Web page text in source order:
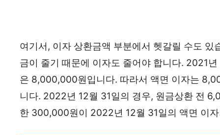
여기서, 이자 상환금액 부분에서 헷갈릴 수도
금이 줄기 때문에 이자도 줄어야 합니다. 2021
은 8,000,000원입니다. 따라서 액면 이자는
니다. 2022년 12월 31일의 경우, 원금상환 전
한 300,000원이 2022년 12월 31일의 액면 이